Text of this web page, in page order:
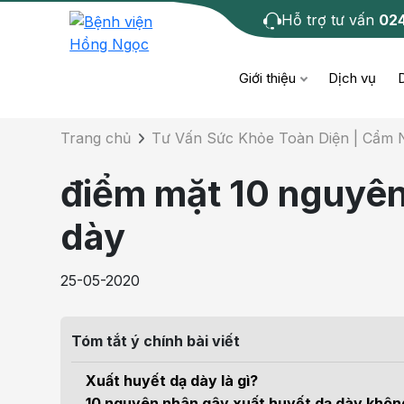
Hỗ trợ tư vấn
Giới thiệu Dịch vụ
Cơ xương khớp
Tầm soát ung thư
Điện quang can thiệp
Chi tiết bài tư
Trang chủ Tư Vấn Sức Khỏe Toàn Diện | Cẩm
điểm mặt 10
dày
25-05-2020
Tóm tắt ý chính bài viết
Xuất huyết dạ dày là gì?